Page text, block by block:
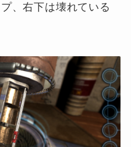
、右下は壊れている